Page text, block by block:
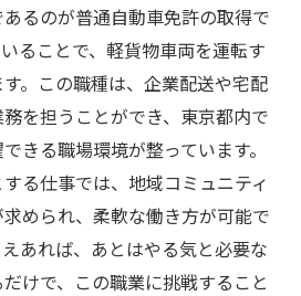
るのが普通自動車免許の取得で
ることで、軽貨物車両を運転す
。この職種は、企業配送や宅配
を担うことができ、東京都内で
きる職場環境が整っています。
る仕事では、地域コミュニティ
められ、柔軟な働き方が可能で
あれば、あとはやる気と必要な
けで、この職業に挑戦すること